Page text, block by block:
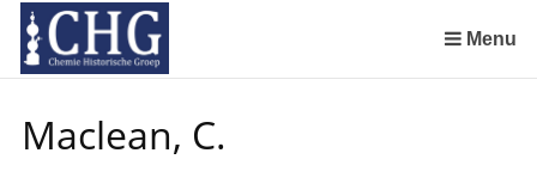
links
over
naar
de
Menu
Maclean, C.